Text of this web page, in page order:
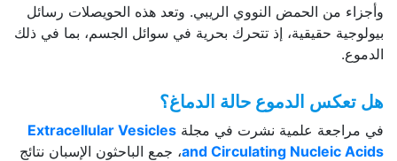
وأجزاء من الحمض النووي الريبي. وتعد هذه الحويصلات رسائل
بيولوجية حقيقية، إذ تتحرك بحرية في سوائل الجسم، بما في ذلك
الدموع.
هل تعكس الدموع حالة الدماغ؟
في مراجعة علمية نشرت في مجلة Extracellular Vesicles
and Circulating Nucleic Acids، جمع الباحثون الإسبان نتائج